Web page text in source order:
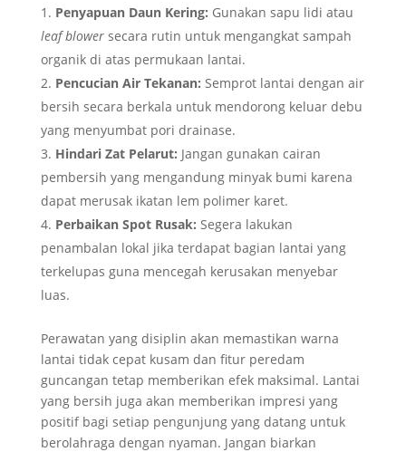
Penyapuan Daun Kering: Gunakan sapu lidi atau
leaf blowersecara rutin untuk mengangkat sampah
organik di atas permukaan lantai.
Pencucian Air Tekanan: Semprot lantai dengan air
bersih secara berkala untuk mendorong keluar debu
yang menyumbat pori drainase.
Hindari Zat Pelarut: Jangan gunakan cairan
pembersih yang mengandung minyak bumi karena
dapat merusak ikatan lem polimer karet.
Perbaikan Spot Rusak: Segera lakukan
penambalan lokal jika terdapat bagian lantai yang
terkelupas guna mencegah kerusakan menyebar
luas.
Perawatan yang disiplin akan memastikan warna
lantai tidak cepat kusam dan fitur peredam
guncangan tetap memberikan efek maksimal. Lantai
yang bersih juga akan memberikan impresi yang
positif bagi setiap pengunjung yang datang untuk
berolahraga dengan nyaman. Jangan biarkan